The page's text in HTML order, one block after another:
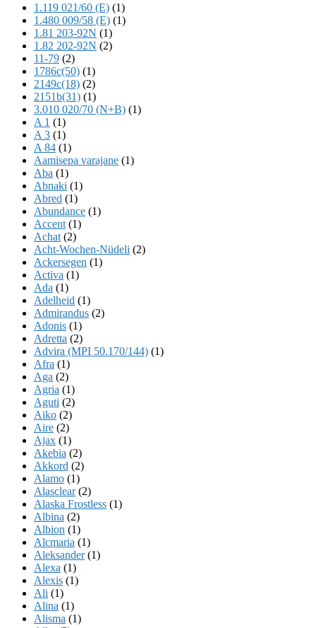
1.119 021/60 (E) (1)
1.480 009/58 (E) (1)
1.81 203-92N (1)
1.82 202-92N (2)
11-79 (2)
1786c(50) (1)
2149c(18) (2)
2151b(31) (1)
3.010 020/70 (N+B) (1)
A 1 (1)
A 3 (1)
A 84 (1)
Aamisepa varajane (1)
Aba (1)
Abnaki (1)
Abred (1)
Abundance (1)
Accent (1)
Achat (2)
Acht-Wochen-Nüdeli (2)
Ackersegen (1)
Activa (1)
Ada (1)
Adelheid (1)
Admirandus (2)
Adonis (1)
Adretta (2)
Advira (MPI 50.170/144) (1)
Afra (1)
Aga (2)
Agria (1)
Aguti (2)
Aiko (2)
Aire (2)
Ajax (1)
Akebia (2)
Akkord (2)
Alamo (1)
Alasclear(2)
Alaska Frostless (1)
Albina (2)
Albion (1)
Alcmaria (1)
Aleksander(1)
Alexa (1)
Alexis (1)
Ali (1)
Alina (1)
Alisma (1)